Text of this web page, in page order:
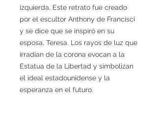
izquierda. Este retrato fue creado
por el escultor Anthony de Francisci
y se dice que se inspiró en su
esposa, Teresa. Los rayos de luz que
irradian de la corona evocan a la
Estatua de la Libertad y simbolizan
el ideal estadounidense y la
esperanza en el futuro.